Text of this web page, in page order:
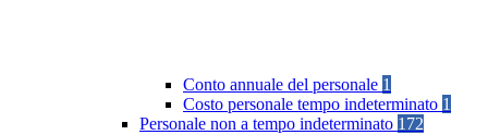
Conto annuale del personale 1
Costo personale tempo indeterminato 1
Personale non a tempo indeterminato 172